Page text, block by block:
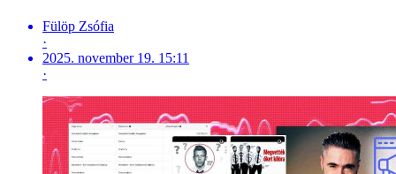
Fülöp Zsófia
·
2025. november 19. 15:11
·